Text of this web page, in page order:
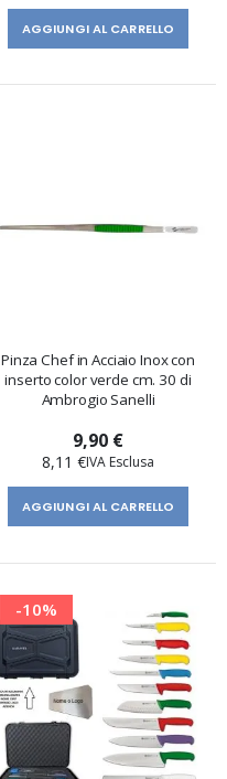
AGGIUNGI AL CARRELLO
Pinza Chef in Acciaio Inox con
inserto color verde cm. 30 di
Ambrogio Sanelli
9,90 €
8,11 €
AGGIUNGI AL CARRELLO
-10%